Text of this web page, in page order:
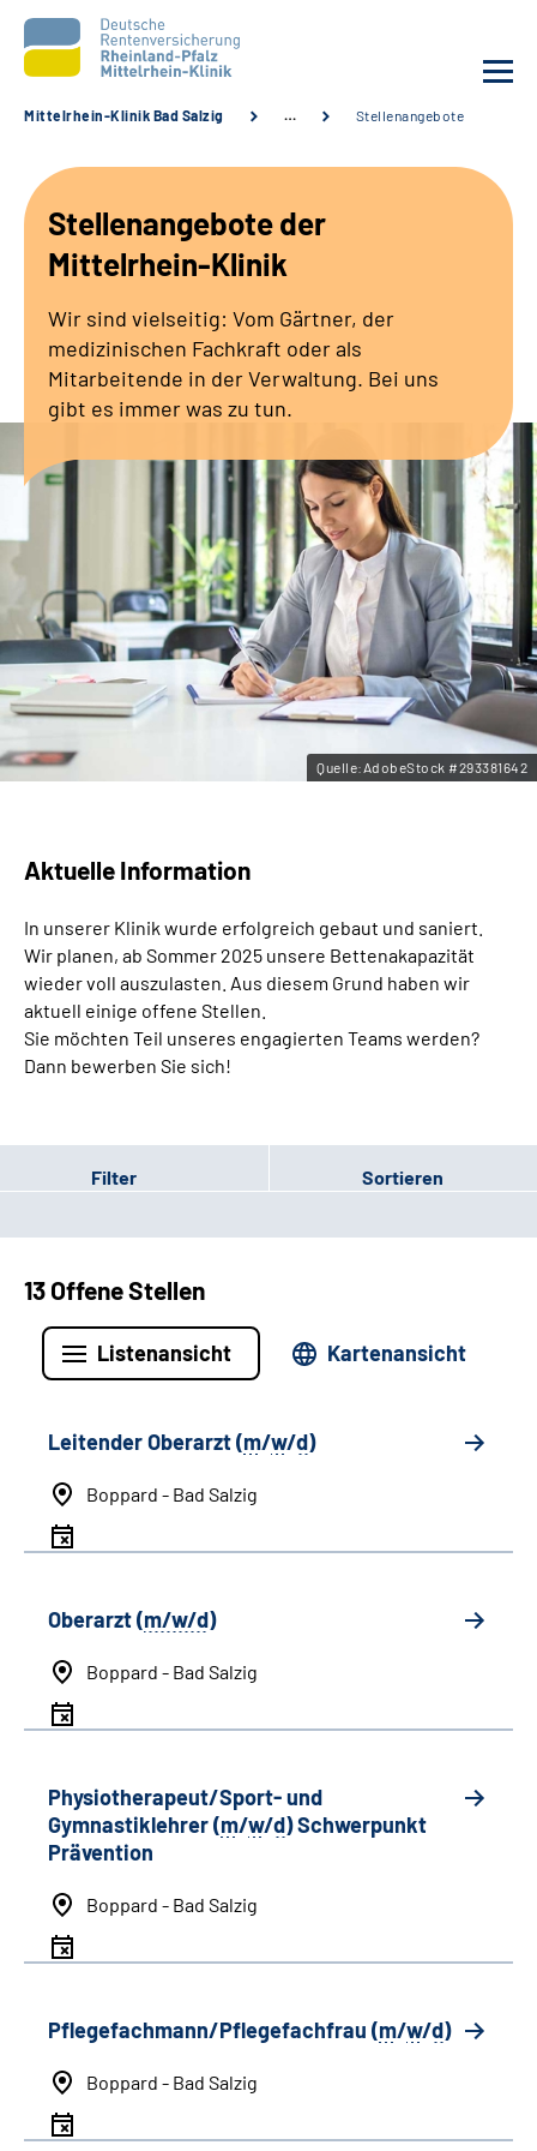
Unsere Angebote
Karriere
Zuweisende &
Leichte Sprache
Gebärdensprache
Mittelrhein-Klinik Bad Salzig … Stellenangebote
Stellenangebote der
Mittelrhein-Klinik
Wir sind vielseitig: Vom Gärtner, der
medizinischen Fachkraft oder als
Mitarbeitende in der Verwaltung. Bei uns
gibt es immer was zu tun.
Quelle:AdobeStock #293381642
Aktuelle Information
In unserer Klinik wurde erfolgreich gebaut und saniert.
Wir planen, ab Sommer 2025 unsere Bettenakapazität
wieder voll auszulasten. Aus diesem Grund haben wir
aktuell einige offene Stellen.
Sie möchten Teil unseres engagierten Teams werden?
Dann bewerben Sie sich!
Filter Sortieren
13 Offene Stellen
Listenansicht Kartenansicht
Leitender Oberarzt (m/w/d)
Boppard - Bad Salzig
Oberarzt (m/w/d)
Boppard - Bad Salzig
Physiotherapeut/Sport- und
Gymnastiklehrer (m/w/d) Schwerpunkt
Prävention
Boppard - Bad Salzig
Pflegefachmann/Pflegefachfrau (m/w/d)
Boppard - Bad Salzig